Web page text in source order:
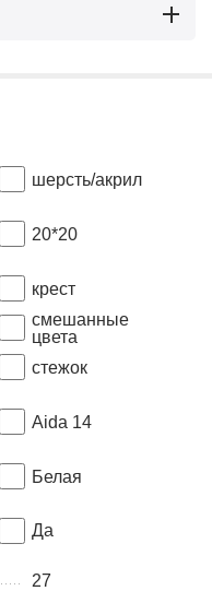
шерсть/акрил
20*20
крест
смешанные
цвета
стежок
Aida 14
Белая
Да
27